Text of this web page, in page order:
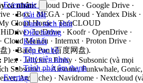
Evermusic
Cài đặt
Danh sách phát
Điều hướng
Kết nối
Tệp cục bộ
Thư viện nhạc
Trình phát âm thanh
Evertag
cá nhân:iCloud Drive · Google Drive ·
· Box · MEGA · pCloud · Yandex Disk ·
Cloud Home · TeraCLOUD
· IceDrive · Koofr · OpenDrive ·
Cloud Mail.ru · Internxt · Proton Drive ·
) · Baidu Pan (百度网盘).
Plex · Jellyfin · Emby · Subsonic (và mọi
Subsonic — Airsonic, Funkwhale, Gonic,
Ampache) · Navidrome · Nextcloud